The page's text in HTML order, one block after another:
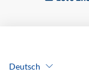
Deutsch